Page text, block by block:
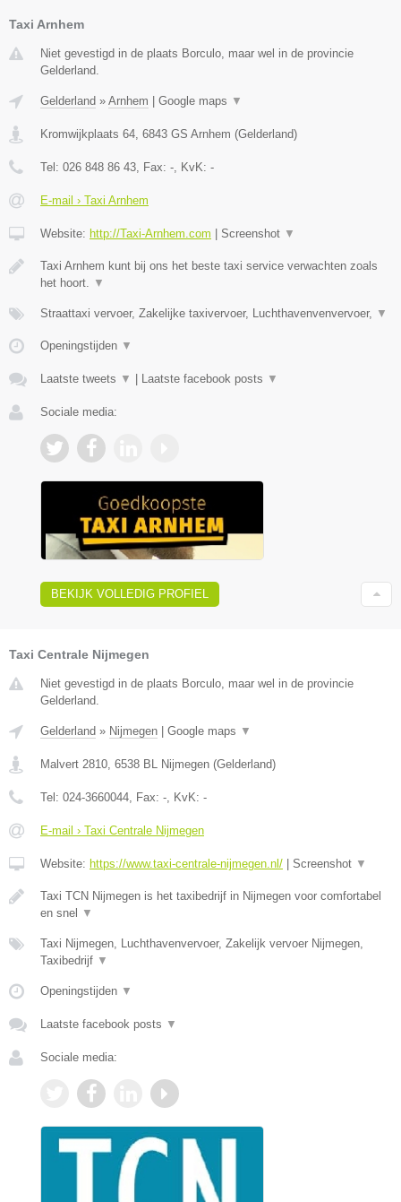
Taxi Arnhem
Niet gevestigd in de plaats Borculo, maar wel in de provincie
Gelderland.
Gelderland » Arnhem Google maps ▼
Kromwijkplaats 64, 6843 GS Arnhem (Gelderland)
Tel: 026 848 86 43, Fax: -, KvK: -
E-mail › Taxi Arnhem
Website: http://Taxi-Arnhem.com Screenshot ▼
Taxi Arnhem kunt bij ons het beste taxi service verwachten zoals
het hoort. ▼
Straattaxi vervoer, Zakelijke taxivervoer, Luchthavenvenvervoer, ▼
Openingstijden ▼
Laatste tweets ▼ Laatste facebook posts ▼
Sociale media:
BEKIJK VOLLEDIG PROFIEL
Taxi Centrale Nijmegen
Niet gevestigd in de plaats Borculo, maar wel in de provincie
Gelderland.
Gelderland » Nijmegen Google maps ▼
Malvert 2810, 6538 BL Nijmegen (Gelderland)
Tel: 024-3660044, Fax: -, KvK: -
E-mail › Taxi Centrale Nijmegen
Website: https://www.taxi-centrale-nijmegen.nl/ Screenshot ▼
Taxi TCN Nijmegen is het taxibedrijf in Nijmegen voor comfortabel
en snel
▼
Taxi Nijmegen, Luchthavenvervoer, Zakelijk vervoer Nijmegen,
Taxibedrijf ▼
Openingstijden ▼
Laatste facebook posts ▼
Sociale media: